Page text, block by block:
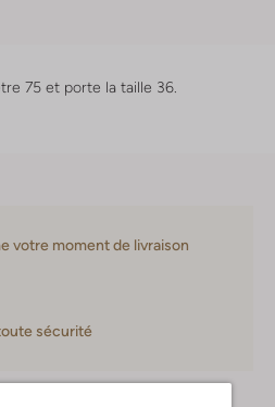
75 et porte la taille 36.
votre moment de livraison
sécurité